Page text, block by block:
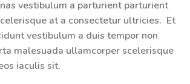
vestibulum a parturient parturient
at a consectetur ultricies. Et
vestibulum a duis tempor non
malesuada ullamcorper scelerisque
iaculis sit.